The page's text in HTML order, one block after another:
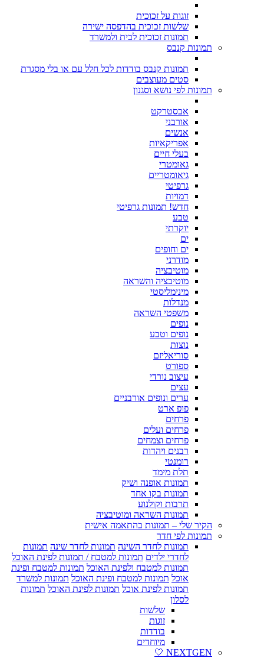
זוגות על זכוכית
שלשות זכוכית בהדפסה ישירה
תמונות זכוכית לבית ולמשרד
תמונות קנבס
תמונות קנבס בודדות לכל חלל עם או בלי מסגרת
סטים מעוצבים
תמונות לפי נושא וסגנון
אבסטרקט
אורבני
אנשים
אפריקאיות
בעלי חיים
גאומטרי
גיאומטריים
גרפיטי
דמויות
חדש! תמונות גרפיטי
טבע
יוקרתי
ים
ים וחופים
מודרני
מוטיבציה
מוטיבציה והשראה
מינימליסטי
מנדלות
משפטי השראה
נופים
נופים וטבע
נוצות
סוריאליזם
ספורט
עיצוב נורדי
עצים
ערים ונופים אורבניים
פופ ארט
פרחים
פרחים ועלים
פרחים וצמחים
רבנים ויהדות
רומנטי
תלת מימד
תמונות אופנה ושיק
תמונות בקו אחד
תרבות וקולנוע
תמונות השראה ומוטיבציה
הקיר שלי – תמונות בהתאמה אישית
תמונות לפי חדר
תמונות לחדר השינה תמונות לחדר שינה תמונות
לחדרי ילדים תמונות למטבח / תמונות לפינת האוכל
תמונות למטבח ולפינת האוכל תמונות למטבח ופינת
אוכל תמונות למטבח ופינת האוכל תמונות למשרד
תמונות לפינת אוכל תמונות לפינת האוכל תמונות
לסלון
שלשות
זוגות
בודדות
מיוחדים
NEXTGEN 🤍